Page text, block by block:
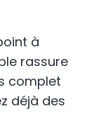
à
rassure
complet
déjà des